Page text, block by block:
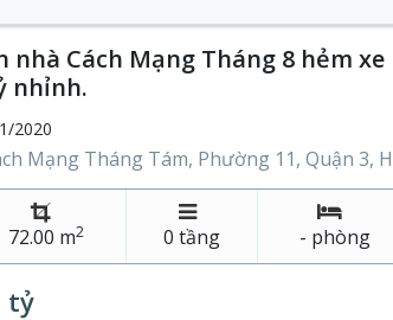
nhà Cách Mạng Tháng 8 hẻm xe
nhỉnh.
2020
Mạng Tháng Tám, Phường 11, Quận 3,
72.00 m2 0 tầng - phòng
tỷ